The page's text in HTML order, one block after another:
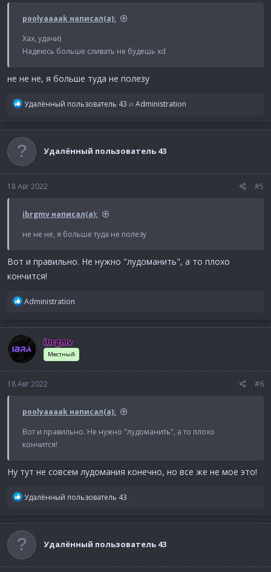
poolyaaaak написал(а):
Хах, удачи)
Надеюсь больше сливать не будешь xd
не не не, я больше туда не полезу
Р
к
ц
и
Удалённый пользователь 43 и Administration
Удалённый пользователь 43
18 Авг 2022 #5
ibrgmv написал(а):
не не не, я больше туда не полезу
Вот и правильно. Не нужно "лудоманить", а то плохо
кончится!
Р
к
ц
и
и
Administration
ibrgmv
Местный
18 Авг 2022 #6
poolyaaaak написал(а):
Вот и правильно. Не нужно "лудоманить", а то плохо
кончится!
Ну тут не совсем лудомания конечно, но все же не мое это!
Р
к
ц
и
Удалённый пользователь 43
Удалённый пользователь 43